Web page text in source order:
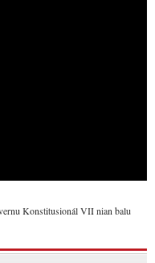
Konstitusionál VII nian balu